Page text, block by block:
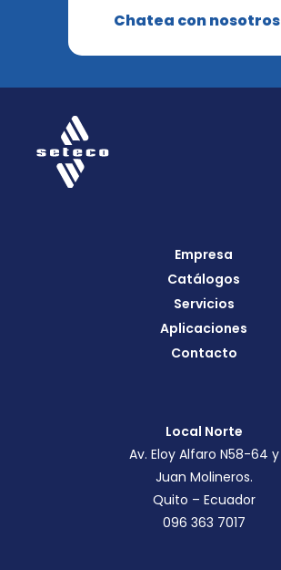
Chatea con nosotros
Empresa
Catálogos
Servicios
Aplicaciones
Contacto
Local Norte
Av. Eloy Alfaro N58-64 y
Juan Molineros.
Quito – Ecuador
096 363 7017